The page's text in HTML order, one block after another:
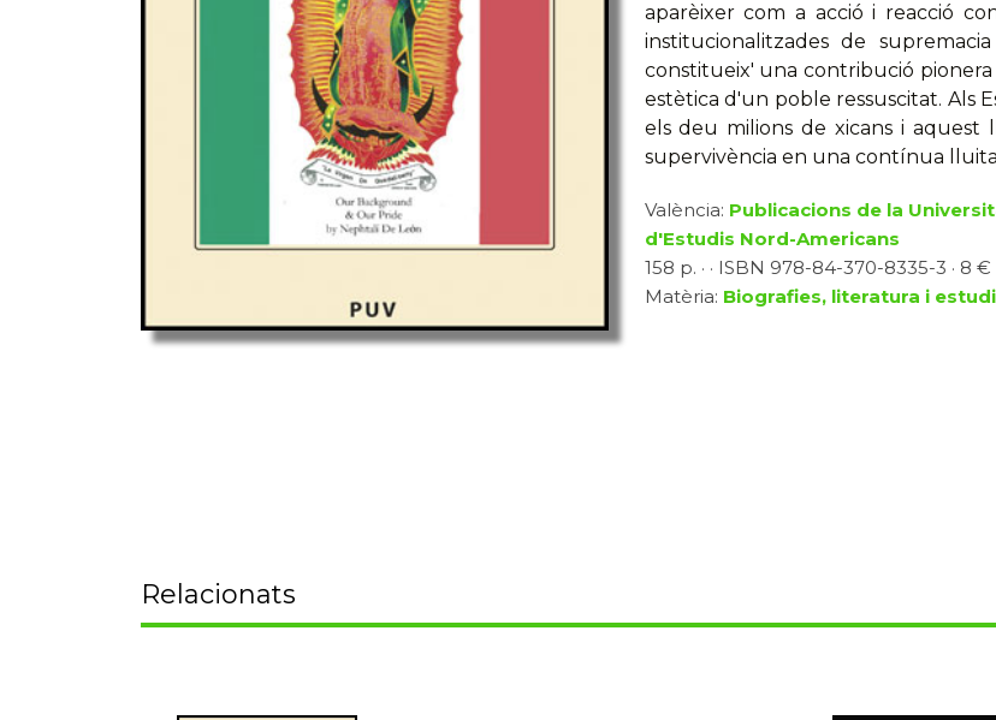
aparèixer com a acció i reacció
institucionalitzades de
constitueix' una contribució
estètica d'un poble ressuscitat. Als
els deu milions de xicans i
supervivència en una contínua
València: Publicacions de la
d'Estudis Nord-Americans
158 p. · · ISBN 978-84-370-8335-3 · 8 €
Matèria: Biografies, literatura i
Relacionats